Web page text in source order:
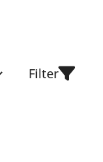
Filter